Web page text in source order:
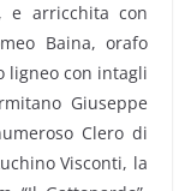
e arricchita con
Baina, orafo
ligneo con intagli
Giuseppe
Clero di
Visconti, la